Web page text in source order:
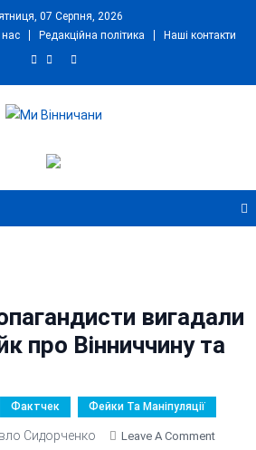
07 Серпня, 2026
нас Редакційна політика Наші контакти
вигадали
про Вінниччину та
Фактчек Фейки Та Маніпуляції
Сидорченко Leave A CommentOn